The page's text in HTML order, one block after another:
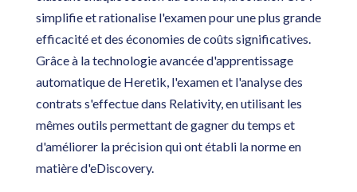
simplifie et rationalise l'examenpour une plus grande
efficacité et des économies de coûts significatives.
Grâce à la technologie avancée d'apprentissage
automatique de Heretik, l'examen et l'analyse des
contrats s'effectue dans Relativity, en utilisant les
mêmes outils permettant de gagner du temps et
d'améliorer la précision qui ont établi la norme en
matière d'eDiscovery.